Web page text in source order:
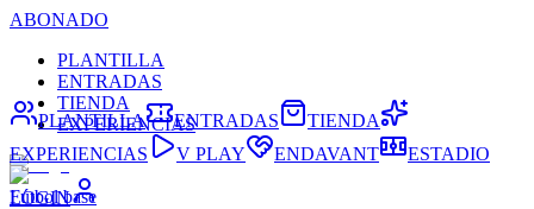
ABONADO
PLANTILLA
ENTRADAS
TIENDA
EXPERIENCIAS
LOGIN
PLANTILLA ENTRADAS
TIENDA
EXPERIENCIAS
V PLAY ENDAVANT ESTADIO
Fútbol base